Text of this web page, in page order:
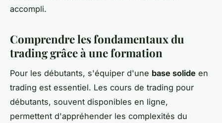
accompli.
Comprendre les fondamentaux du
trading grâce à une formation
Pour les débutants, s'équiper d'une base solide en
trading est essentiel. Les cours de trading pour
débutants, souvent disponibles en ligne,
permettent d'appréhender les complexités du